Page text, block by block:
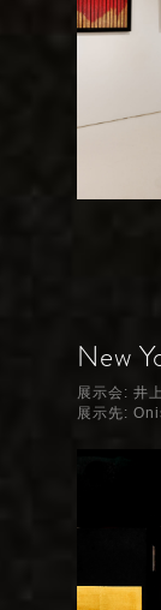
New
展示会: 井
展示先: